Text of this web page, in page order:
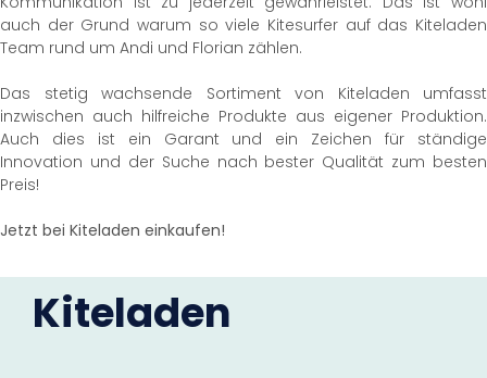
auch der Grund warum so viele Kitesurfer auf das Kiteladen
Team rund um Andi und Florian zählen.
Das stetig wachsende Sortiment von Kiteladen umfasst
inzwischen auch hilfreiche Produkte aus eigener Produktion.
Auch dies ist ein Garant und ein Zeichen für ständige
Innovation und der Suche nach bester Qualität zum besten
Preis!
Jetzt bei Kiteladen einkaufen!
Kiteladen